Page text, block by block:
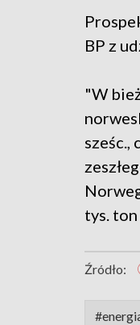
BP z
"W
sześc.,
tys.
Źródło: